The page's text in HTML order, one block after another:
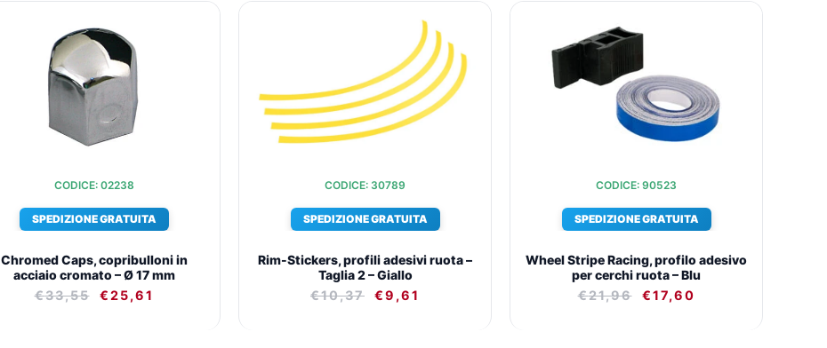
CODICE: 02238
SPEDIZIONE GRATUITA
Chromed Caps, copribulloni in
acciaio cromato – Ø 17 mm
€33,55
PREZZO
ORIGINALE
ERA:
€33,55.
€25,61
CODICE: 30789
SPEDIZIONE GRATUITA
Rim-Stickers, profili adesivi ruota –
Taglia 2 – Giallo
€10,37
PREZZO
ORIGINALE
ERA:
€10,37.
€9,61
PREZZO
ATTUALE
È:
€9,61.
CODICE: 90523
SPEDIZIONE GRATUITA
Wheel Stripe Racing, profilo adesivo
per cerchi ruota – Blu
€21,96
€21,96.
€17,60